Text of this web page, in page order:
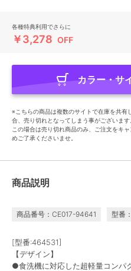
各種特典利用でさらに
￥3,278 OFF
カラー・サ
※こちらの商品は複数のサイトで在庫を共
合、売り切れとなってしまう事がございます
この場合は売り切れ商品のみ、ご注文をキ
めご了承くださいませ。
商品説明
商品番号：CE017-94641 型番
[型番:464531]
【デザイン】
●食洗機に対応した超軽量コンパ